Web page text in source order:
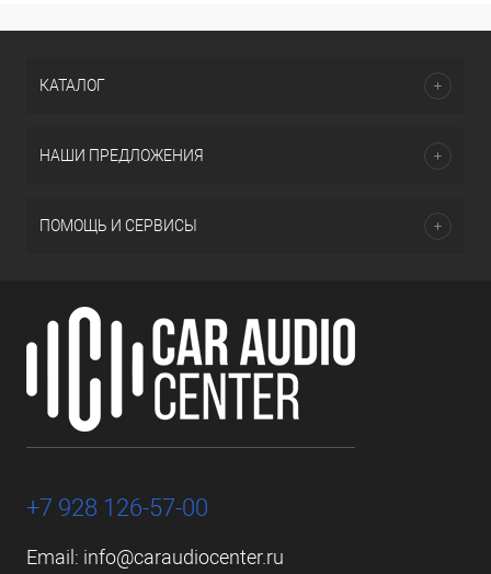
КАТАЛОГ
НАШИ ПРЕДЛОЖЕНИЯ
ПОМОЩЬ И СЕРВИСЫ
+7 928 126-57-00
Email: info@caraudiocenter.ru